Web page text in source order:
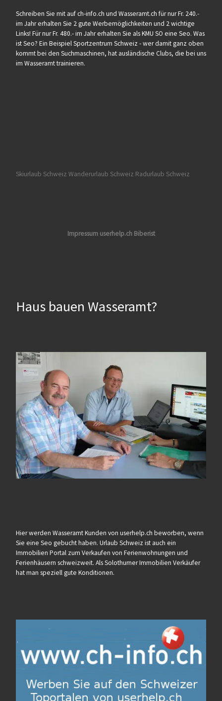
Schreiben Sie mit auf ch-info.ch und Wasseramt.ch für nur Fr. 240.-
im Jahr erhalten Sie 2 gute Werbemöglichkeiten und 2 wichtige
Links! Für nur Fr. 480.- im Jahr erhalten Sie als KMU SO eine Seo. Was
ist Seo? Ein Beispiel Sportzentrum Schweiz - wer damit ganz oben
kommt bei den Suchmaschinen, hat ausländische Clubs, die bei uns
im Wasseramt trainieren.
Skiurlaub Schweiz Wanderurlaub Schweiz Radurlaub Schweiz
Impressum userhelp.ch Biberist
Haus bauen Wasseramt?
Hier werden Wasseramt Kunden von userhelp.ch beworben, wenn
Sie eine Seo gebucht haben. Urlaub Schweiz ist auch ein
Immobilien Portal zum Verkaufen von Ferienwohnungen und
Ferienhäusern schweizweit. Als Solothurner Immobilien Verkäufer
hat man speziell gute Konditionen.